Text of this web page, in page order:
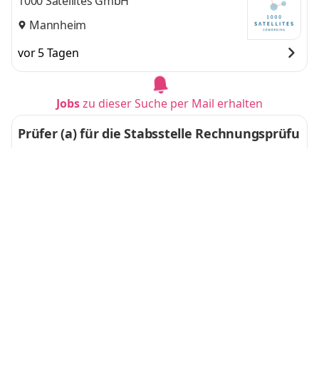
Mannheim
vor 5 Tagen
Jobszu dieser Suche per Mail erhalten
Prüfer (a) für die Stabsstelle Rechnungsprüfu